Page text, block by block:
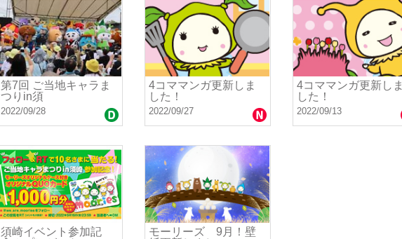
第7回 ご当地キャラま
つりin須
2022/09/28
4コママンガ更新しま
した！
2022/09/27
4コママンガ更新しま
した！
2022/09/13
須崎イベント参加記
モーリーズ 9月！壁